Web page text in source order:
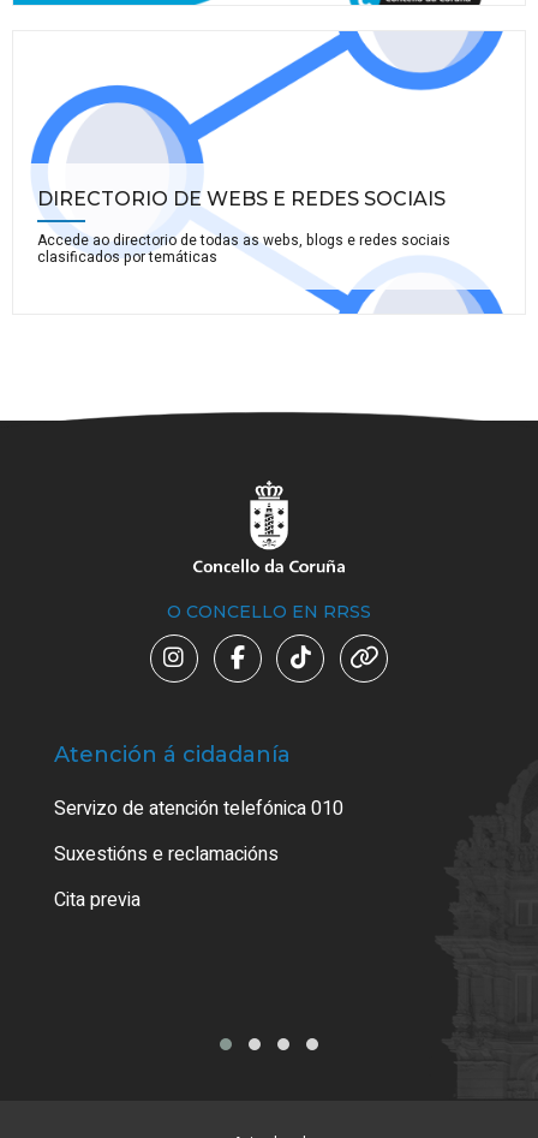
DIRECTORIO DE WEBS E REDES SOCIAIS
Accede ao directorio de todas as webs, blogs e redes sociais
clasificados por temáticas
O CONCELLO EN RRSS
Atención á cidadanía
Servizo de atención telefónica 010
Suxestións e reclamacións
Cita previa